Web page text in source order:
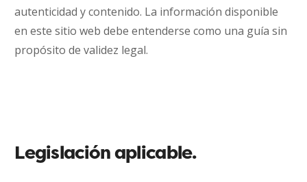
autenticidad y contenido. La información disponible
en este sitio web debe entenderse como una guía sin
propósito de validez legal.
Legislación aplicable.